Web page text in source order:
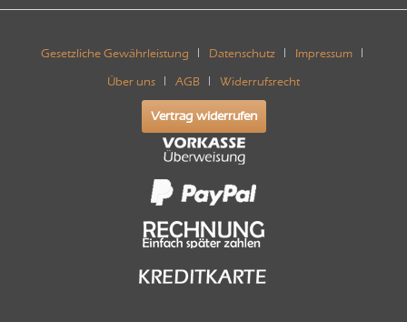
Gesetzliche Gewährleistung Datenschutz Impressum
Über uns AGB Widerrufsrecht
Vertrag widerrufen